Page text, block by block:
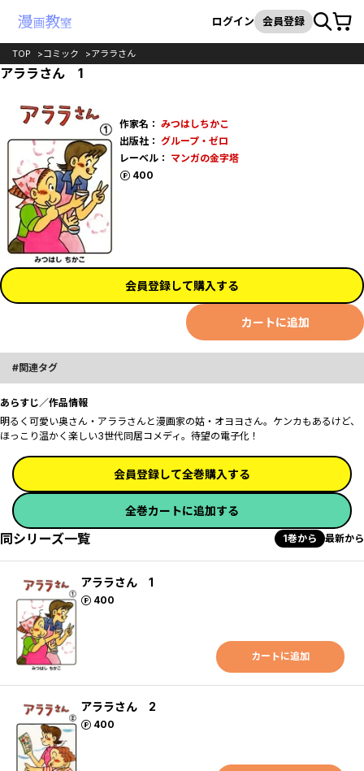
検索
ログイン 会員登録カート
TOP コミック アララさん
アララさん 1
作家名： みつはしちかこ
出版社： グループ・ゼロ
レーベル： マンガの金字塔
400
ポイント
会員登録して購入する
カートに追加
関連タグ
あらすじ／作品情報
明るく可愛い奥さん・アララさんと漫画家の姑・オヨヨさん。ケンカもあるけど、
ほっこり温かく楽しい3世代同居コメディ。待望の電子化！
会員登録して全巻購入する
全巻カートに追加する
同シリーズ一覧 1巻から 最新から
アララさん 1
400
ポイント
カートに追加
アララさん 2
400
ポイント